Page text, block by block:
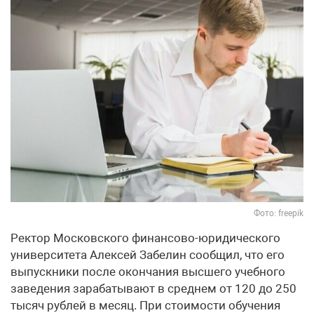
Фото: freepik
Ректор Московского финансово-юридического
университета Алексей Забелин сообщил, что его
выпускники после окончания высшего учебного
заведения зарабатывают в среднем от 120 до 250
тысяч рублей в месяц. При стоимости обучения